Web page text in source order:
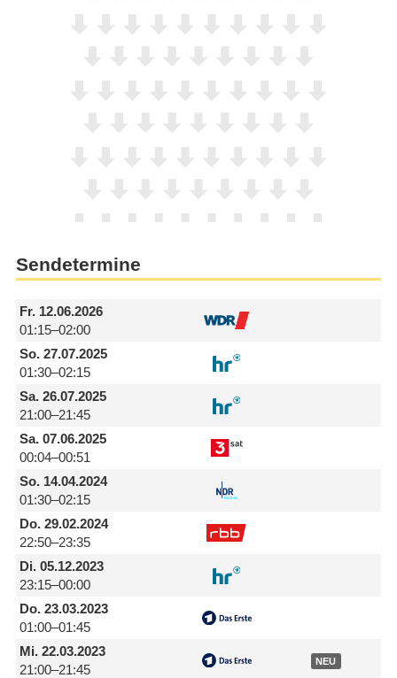
Sendetermine
Fr.12.06.2026
01:15–02:00
So.27.07.2025
01:30–02:15
Sa.26.07.2025
21:00–21:45
Sa.07.06.2025
00:04–00:51
So.14.04.2024
01:30–02:15
Do.29.02.2024
22:50–23:35
Di.05.12.2023
23:15–00:00
Do.23.03.2023
01:00–01:45
Mi.22.03.2023
21:00–21:45
NEU